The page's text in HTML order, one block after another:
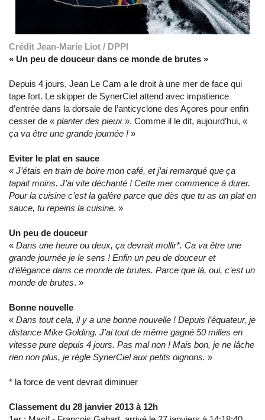
Crédit Jean-Marie Liot / DPPI
« Un peu de douceur dans ce monde de brutes »
Depuis 4 jours, Jean Le Cam a le droit à une mer de face qui
tape fort. Le skipper de SynerCiel attend avec impatience
d’entrée dans la dorsale de l’anticyclone des Açores pour enfin
cesser de « planter des pieux ». Comme il le dit, aujourd’hui, «
ça va être une grande journée ! »
Eviter le plat en sauce
« J’étais en train de boire mon café, et j’ai remarqué que ça
tapait moins. J’ai vite déchanté ! Cette mer commence à durer.
Pour la cuisine c’est la galère parce que dès que tu as un plat en
sauce, tu repeins la cuisine. »
Un peu de douceur
« Dans une heure ou deux, ça devrait mollir*. Ca va être une
grande journée je le sens ! Enfin un peu de douceur et
d’élégance dans ce monde de brutes. Parce que là, oui, c’est un
monde de brutes. »
Bonne nouvelle
« Dans tout cela, il y a une bonne nouvelle ! Depuis l’équateur, je
distance Mike Golding. J’ai tout de même gagné 50 milles en
vitesse pure depuis 4 jours. Pas mal non ! Mais bon, je ne lâche
rien non plus, je règle SynerCiel aux petits oignons. »
* la force de vent devrait diminuer
Classement du 28 janvier 2013 à 12h